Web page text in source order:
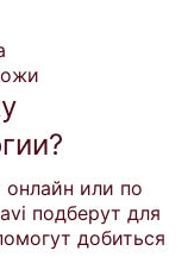
или по
подберут для
добиться